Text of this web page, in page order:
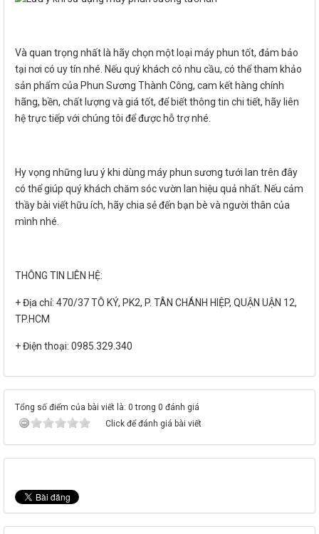
Và quan trọng nhất là hãy chọn một loại máy phun tốt, đảm bảo
tại nơi có uy tín nhé. Nếu quý khách có nhu cầu, có thể tham khảo
sản phẩm của Phun Sương Thành Công, cam kết hàng chính
hãng, bền, chất lượng và giá tốt, để biết thông tin chi tiết, hãy liên
hệ trực tiếp với chúng tôi để được hỗ trợ nhé.
Hy vọng những lưu ý khi dùng máy phun sương tưới lan trên đây
có thể giúp quý khách chăm sóc vườn lan hiệu quả nhất. Nếu cảm
thầy bài viết hữu ích, hãy chia sẻ đến bạn bè và người thân của
mình nhé.
THÔNG TIN LIÊN HỆ:
+ Địa chỉ: 470/37 TÔ KÝ, PK2, P. TÂN CHÁNH HIỆP, QUẬN UẬN 12,
TP.HCM
+ Điện thoại: 0985.329.340
Tổng số điểm của bài viết là: 0 trong 0 đánh giá
Click để đánh giá bài viết